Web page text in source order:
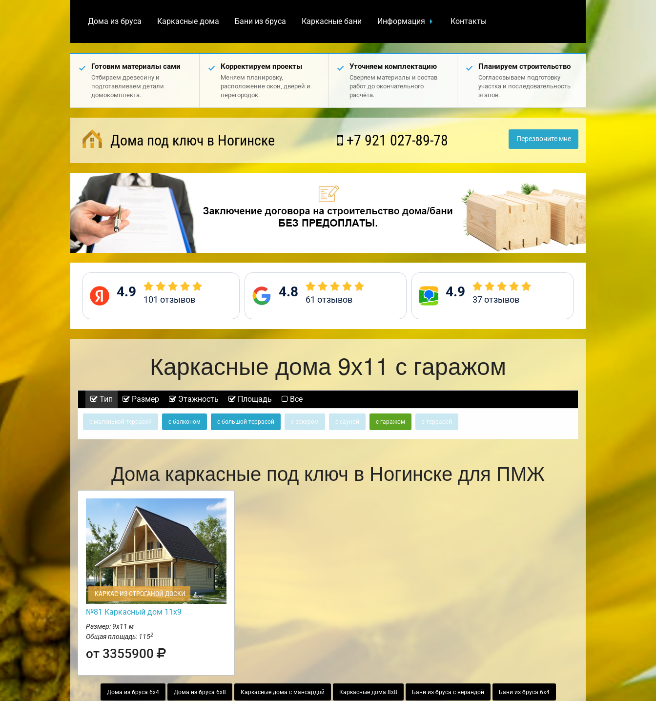
Дома из бруса Каркасные дома Бани из бруса Каркасные бани Информация Контакты
Готовим материалы сами
Отбираем древесину и
подготавливаем детали
домокомплекта.
Корректируем проекты
Меняем планировку,
расположение окон, дверей и
перегородок.
Уточняем комплектацию
Сверяем материалы и состав
работ до окончательного
расчёта.
Планируем строительство
Согласовываем подготовку
участка и последовательность
этапов.
Дома под ключ в Ногинске +7 921 027-89-78 Перезвоните мне
4.9 101 отзывов 4.8 61 отзывов 4.9 37отзывов
Каркасные дома 9х11 с гаражом
Тип Размер Этажность Площадь Все
с маленькой террасой с балконом с большой террасой с эркером с сауной с гаражом с террасой
Дома каркасные под ключ в Ногинске для ПМЖ
КАРКАС ИЗ СТРОГАНОЙ ДОСКИ
№81 Каркасный дом 11х9
Размер: 9х11 м
Общая площадь: 1152
от 3355900
Дома из бруса 6х4 Дома из бруса 6х8 Каркасные дома с мансардой Каркасные дома 8х8 Бани из бруса с верандой Бани из бруса 6х4